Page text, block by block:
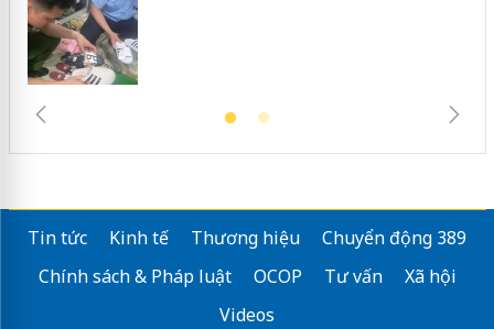
Tin tức Kinh tế Thương hiệu
Chuyển động 389
Chính sách & Pháp luật
OCOP Tư vấn
Xã hội
Videos